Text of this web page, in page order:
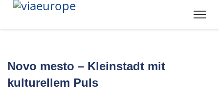
Novo mesto – Kleinstadt mit
kulturellem Puls